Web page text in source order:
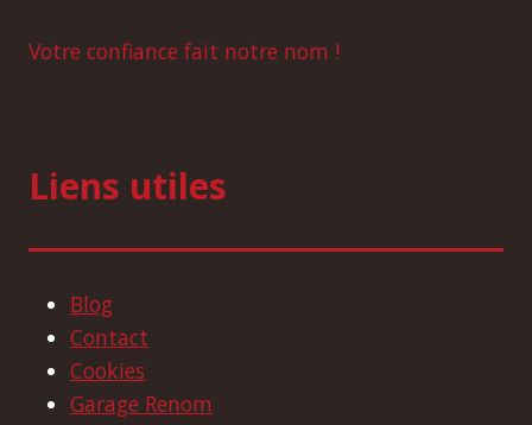
Votre confiance fait notre nom !
Liens utiles
Blog
Contact
Cookies
Garage Renom